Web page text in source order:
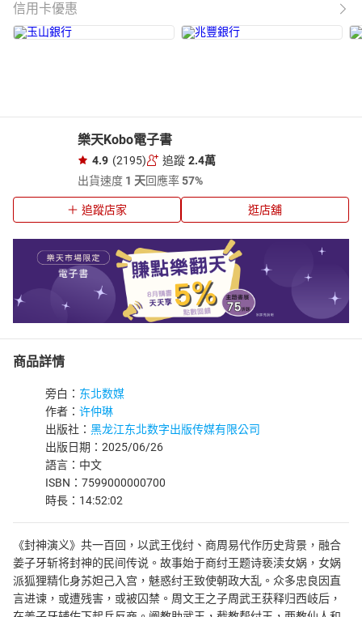
信用卡優惠
樂天Kobo電子書
4.9 (2195) 追蹤 2.4萬
出貨速度 1 天回應率57%
追蹤店家 逛店舖
商品詳情
旁白： 东北数媒
作者： 许仲琳
出版社： 黑龙江东北数字出版传媒有限公司
出版日期：2025/06/26
語言：中文
ISBN：7599000000700
時長：14:52:02
《封神演义》共一百回，以武王伐纣、商周易代作历史背景，融合
姜子牙斩将封神的民间传说。故事始于商纣王题诗亵渎女娲，女娲
派狐狸精化身苏妲己入宫，魅惑纣王致使朝政大乱。众多忠良因直
言进谏，或遭残害，或被囚禁。周文王之子周武王获释归西岐后，